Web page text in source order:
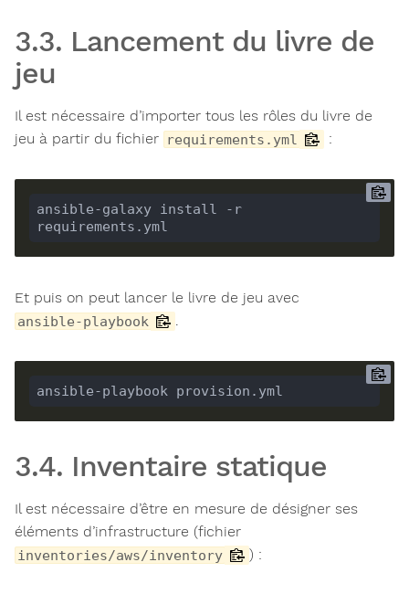
3.3. Lancement du livre de
jeu
Il est nécessaire d’importer tous les rôles du livre de
jeu à partir du fichier requirements.yml :
ansible-galaxy install -r
requirements.yml
Et puis on peut lancer le livre de jeu avec
ansible-playbook .
ansible-playbook provision.yml
3.4. Inventaire statique
Il est nécessaire d’être en mesure de désigner ses
éléments d’infrastructure (fichier
inventories/aws/inventory ) :